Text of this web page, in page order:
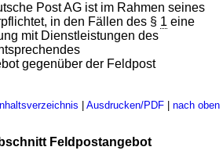
Post AG ist im Rahmen seines
in den Fällen des § 1 eine
mit Dienstleistungen des
gegenüber der Feldpost
Inhaltsverzeichnis Ausdrucken/PDF| nach oben
Feldpostangebot